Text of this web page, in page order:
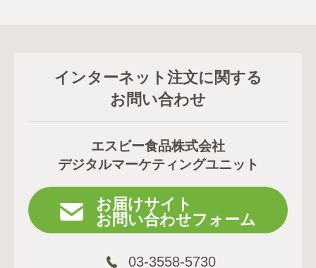
インターネット注文に関する
お問い合わせ
エスビー食品株式会社
デジタルマーケティングユニット
お届けサイト
お問い合わせフォーム
03-3558-5730